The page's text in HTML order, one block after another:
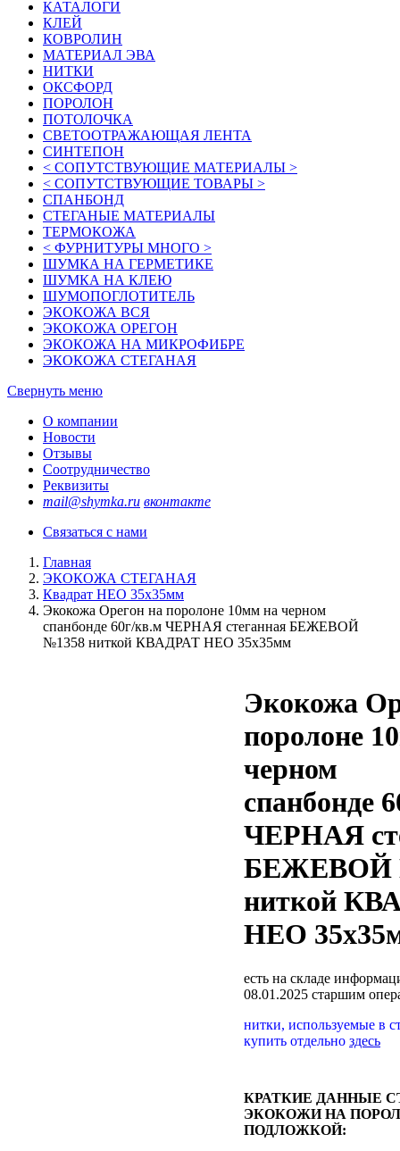
КАТАЛОГИ
КЛЕЙ
КОВРОЛИН
МАТЕРИАЛ ЭВА
НИТКИ
ОКСФОРД
ПОРОЛОН
ПОТОЛОЧКА
СВЕТООТРАЖАЮЩАЯ ЛЕНТА
СИНТЕПОН
< СОПУТСТВУЮЩИЕ МАТЕРИАЛЫ >
< СОПУТСТВУЮЩИЕ ТОВАРЫ >
СПАНБОНД
СТЕГАНЫЕ МАТЕРИАЛЫ
ТЕРМОКОЖА
< ФУРНИТУРЫ МНОГО >
ШУМКА НА ГЕРМЕТИКЕ
ШУМКА НА КЛЕЮ
ШУМОПОГЛОТИТЕЛЬ
ЭКОКОЖА ВСЯ
ЭКОКОЖА ОРЕГОН
ЭКОКОЖА НА МИКРОФИБРЕ
ЭКОКОЖА СТЕГАНАЯ
Свернуть меню
О компании
Новости
Отзывы
Соотрудничество
Реквизиты
mail@shymka.ru вконтакте
Связаться с нами
Главная
ЭКОКОЖА СТЕГАНАЯ
Квадрат НЕО 35х35мм
Экокожа Орегон на поролоне 10мм на черном
спанбонде 60г/кв.м ЧЕРНАЯ стеганная БЕЖЕВОЙ
№1358 ниткой КВАДРАТ НЕО 35х35мм
Экокожа
поролоне
черном
спанбонде
ЧЕРНАЯ
БЕЖЕВОЙ
ниткой
НЕО
есть на складе
08.01.2025 старшим
нитки, используемые в
купить отдельно здесь
КРАТКИЕ ДАННЫЕ
ЭКОКОЖИ НА
ПОДЛОЖКОЙ: